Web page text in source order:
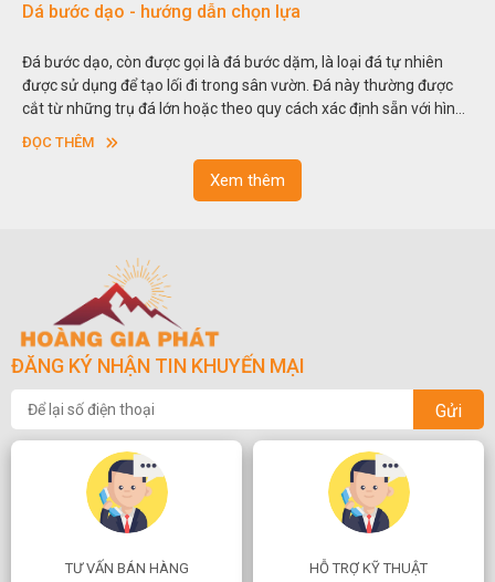
dạo - hướng dẫn chọn lựa
dạo, còn được gọi là đá bước dặm, là loại đá tự nhiên
dụng để tạo lối đi trong sân vườn. Đá này thường được
trụ đá lớn hoặc theo quy cách xác định sẵn với hình
hình chữ nhật và có độ dày khác nhau.
Hòn non
thu nhỏ,
trong các
Xem thêm
ĐĂNG KÝ NHẬN TIN KHUYẾN MẠI
Gửi
TƯ VẤN BÁN HÀNG HỖ TRỢ KỸ THUẬT